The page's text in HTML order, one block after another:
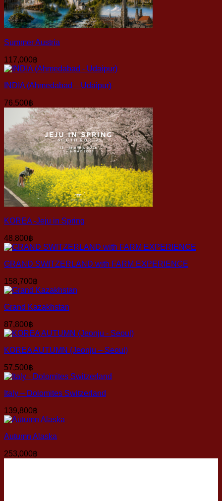
Summer Austria
117,000฿
INDIA (Ahmedabad – Udaipur)
76,500฿
KOREA -Jeju in Spring
48,800฿
GRAND SWITZERLAND with FARM EXPERIENCE
158,700฿
Grand Kazakhstan
87,800฿
KOREA AUTUMN (Jeonju – Seoul)
57,500฿
Italy – Dolomites Switzerland
139,800฿
Autumn Alaska
253,000฿